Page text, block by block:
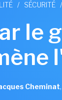
/ SÉCURITÉ /
le
Cheminat,